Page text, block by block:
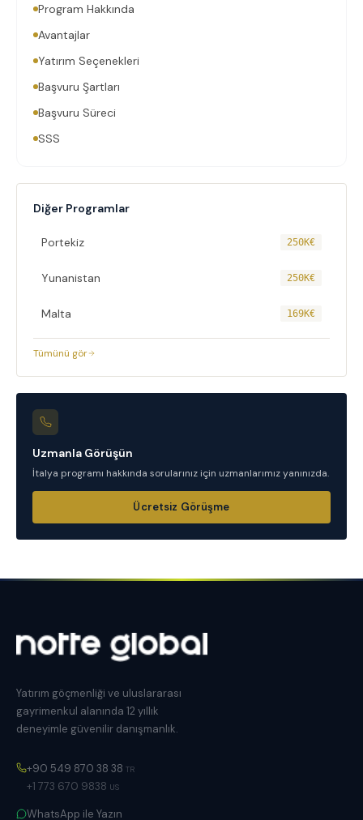
Program Hakkında
Avantajlar
Yatırım Seçenekleri
Başvuru Şartları
Başvuru Süreci
SSS
Diğer Programlar
Portekiz 250K€
Yunanistan 250K€
Malta 169K€
Tümünü gör
Uzmanla Görüşün
İtalya programı hakkında sorularınız için uzmanlarımız yanınızda.
Ücretsiz Görüşme
Yatırım göçmenliği ve uluslararası
gayrimenkul alanında 12 yıllık
deneyimle güvenilir danışmanlık.
+90 549 870 38 38 TR
+1 773 670 9838 US
WhatsApp ile Yazın